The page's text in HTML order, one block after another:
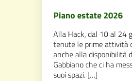
Piano estate 2026
Alla Hack, dal 10 al 24
tenute le prime attività
anche alla disponibilità
Gabbiano che ci ha
suoi spazi. […]